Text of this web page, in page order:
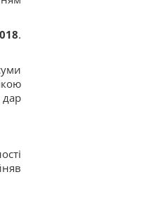
.
дар